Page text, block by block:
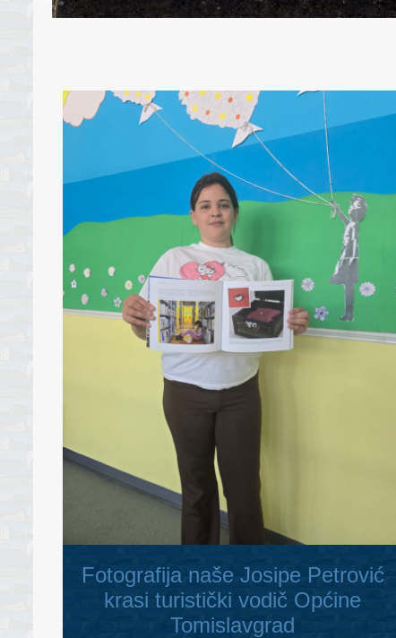
Fotografija naše Josipe Petrović
krasi turistički vodič Općine
Tomislavgrad